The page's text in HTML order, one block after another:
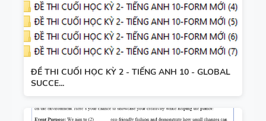
ĐỀ THI CUỐI HỌC KỲ 2 - TIẾNG ANH 10 - GLOBAL
SUCCE...